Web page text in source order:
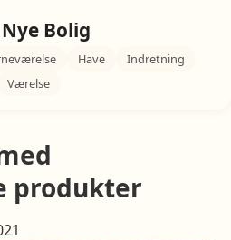
Bolig
Have
Indretning
Værelse
produkter